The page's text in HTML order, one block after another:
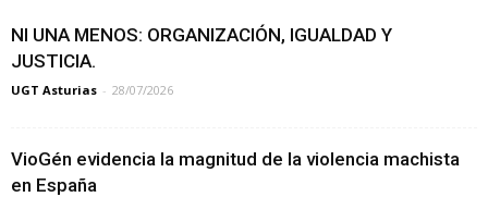
NI UNA MENOS: ORGANIZACIÓN, IGUALDAD Y
JUSTICIA.
UGT Asturias - 28/07/2026
VioGén evidencia la magnitud de la violencia machista
en España